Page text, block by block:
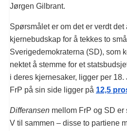
Jørgen Gilbrant.
Spørsmålet er om det er verdt det
kjernebudskap for å tekkes to
Sverigedemokraterna (SD), som
nektet å stemme for et
i deres kjernesaker, ligger per 18.
FrP på sin side ligger på 12,5
Differansen mellom FrP og SD er
V til sammen – disse to partiene